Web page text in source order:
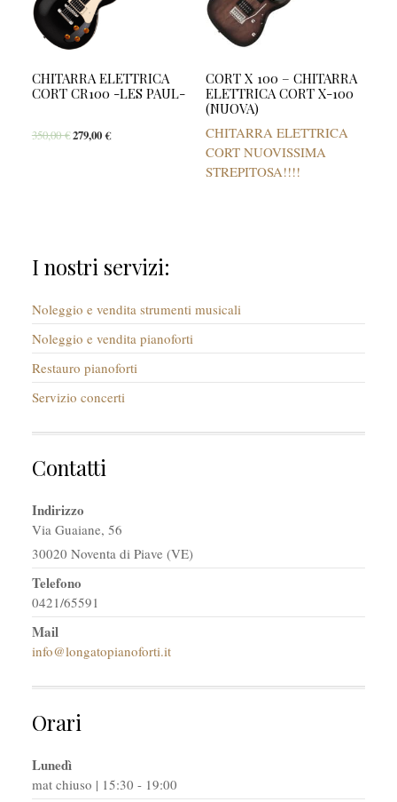
CHITARRA ELETTRICA
CORT CR100 -LES PAUL-
350,00€279,00€
CORT X 100 – CHITARRA
ELETTRICA CORT X-100
(NUOVA)
CHITARRA ELETTRICA
CORT NUOVISSIMA
STREPITOSA!!!!
I nostri servizi:
Noleggio e vendita strumenti musicali
Noleggio e vendita pianoforti
Restauro pianoforti
Servizio concerti
Contatti
Indirizzo
Via Guaiane, 56
30020 Noventa di Piave (VE)
Telefono
0421/65591
Mail
info@longatopianoforti.it
Orari
Lunedì
mat chiuso | 15:30 - 19:00